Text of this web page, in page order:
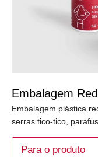
Embalagem
Embalagem plástica
serras tico-tico,
Para o produto